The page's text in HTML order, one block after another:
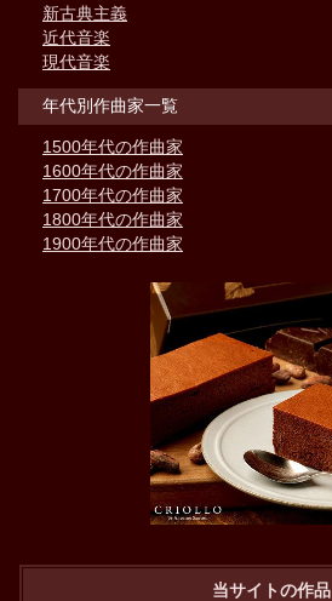
新古典主義
近代音楽
現代音楽
年代別作曲家一覧
1500年代の作曲家
1600年代の作曲家
1700年代の作曲家
1800年代の作曲家
1900年代の作曲家
当サイトの作品